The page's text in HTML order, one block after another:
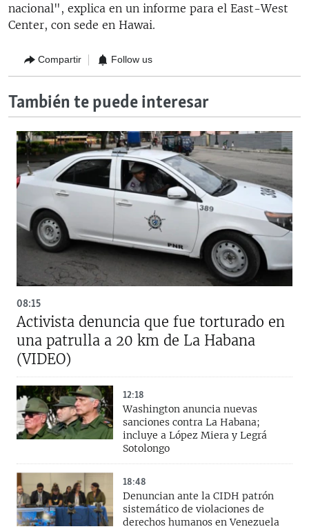
nacional", explica en un informe para el East-West
Center, con sede en Hawai.
Compartir Follow us
También te puede interesar
08:15
Activista denuncia que fue torturado en
una patrulla a 20 km de La Habana
(VIDEO)
12:18
Washington anuncia nuevas
sanciones contra La Habana;
incluye a López Miera y Legrá
Sotolongo
18:48
Denuncian ante la CIDH patrón
sistemático de violaciones de
derechos humanos en Venezuela